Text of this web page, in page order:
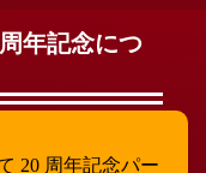
年記念につ
20 周年記念パー